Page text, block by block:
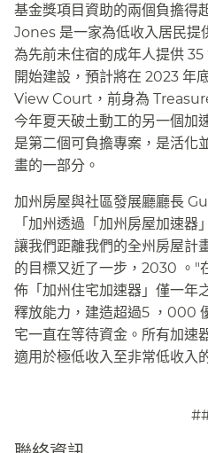
基金獎項目資助的兩個負擔得
Jones 是一家為低收入居民提
為先前未住宿的成年人提供
開始建設，預計將在 2023 年
View Court，前身為
今年夏天破土動工的另一個加
是第二個可負擔專案，是活化
畫的一部分。​​
加州房屋與社區發展廳廳長
「加州透過「加州房屋加速器
讓我們距離我們的全州房屋計
的目標又近了一步，2030 。
佈「加州住宅加速器」僅一年
釋放能力，建造超過5 ，000
宅一直在等待資金。所有加速
適用於極低收入至非常低收入